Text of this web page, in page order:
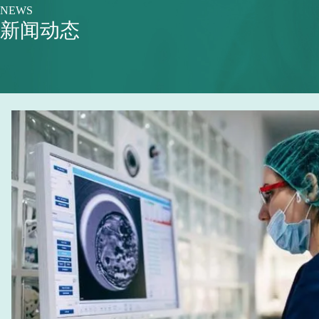
NEWS
新闻动态